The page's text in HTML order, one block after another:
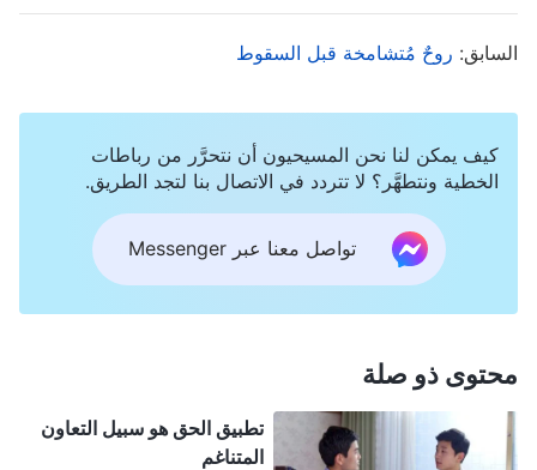
للاشمئزاز للغاية. أشكر الله على إرشاده لي لفهم هذه
الأمور. من الآن فصاعدًا سوف أصوغ شعارات تتناسب مع
سوف أقرأ المزيد من كلام الله، وأتقبَّل دينونة كلام الله
وتوبيخه، وأتعرَّف على المزيد من الحق لكي أعرف جوهر
طبيعتي حتى أستطيع أن أبغض بحقٍّ نفسي، وأن أتخلّص
من شخصيتي الفاسدة في أقرب وقت ممكن من أجل
السابق: روحٌ مُتشامخة قبل السقوط
كيف يمكن لنا نحن المسيحيون أن نتحرَّر من رباطات
الخطية ونتطهَّر؟ لا تتردد في الاتصال بنا لتجد الطريق.
تواصل معنا عبر Messenger
محتوى ذو صلة
تطبيق الحق هو سبيل التعاون
المتناغم